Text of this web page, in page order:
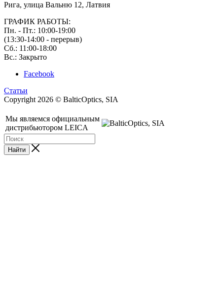
Рига, улица Вальню 12, Латвия
ГРАФИК РАБОТЫ:
Пн. - Пт.: 10:00-19:00
(13:30-14:00 - перерыв)
Сб.: 11:00-18:00
Вс.: Закрыто
Facebook
Статьи
Copyright 2026 © BalticOptics, SIA
Мы являемся официальным
дистрибьютором LEICA
Найти